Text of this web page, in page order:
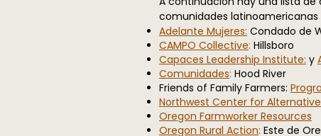
comunidades
Adelante Mujeres: Condado de
CAMPO Collective: Hillsboro
Capaces Leadership Institute: y
Comunidades: Hood River
Friends of Family Farmers:
Northwest Center for
Oregon Farmworker Resources
Oregon Rural Action: Este de